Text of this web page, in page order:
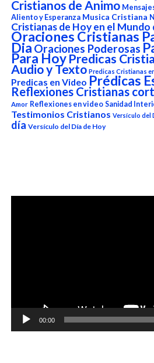
Cristianos de Animo
Aliento y Esperanza Musica Cristiana
Cristianas de Hoy en el Mundo
Oraciones Cristianas
DiaOraciones Poderosas
Para Hoy Predicas
Audio y Texto Predicas Cristianas
Predicas en Video Prédicas
Reflexiones Cristianas
Amor Reflexiones en video Sanidad
Testimonios Cristianos Versículo del
día Versículo del Día de Hoy
Reproductor
00:00